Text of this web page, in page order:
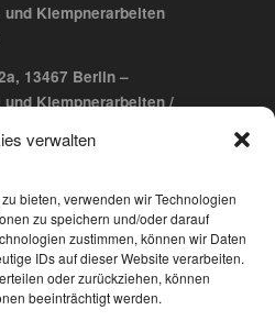
verwalten
bieten, verwenden wir Technologien
zu speichern und/oder darauf
zustimmen, können wir Daten
IDs auf dieser Website verarbeiten.
oder zurückziehen, können
beeinträchtigt werden.
Klempnerarbeiten
13467 Berlin –
Klempnerarbeiten /
141, 13059 Berlin-
– Dachabdichtungs- und
Dachbegrünung